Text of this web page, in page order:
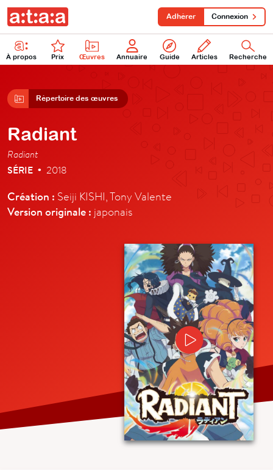
À propos Prix Œuvres Annuaire Guide Articles Recherche
Adhérer Connexion
Répertoire des œuvres
Radiant
Radiant
SÉRIE • 2018
Création : Seiji KISHI, Tony Valente
Version originale : japonais